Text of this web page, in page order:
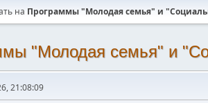
на Программы "Молодая семья" и
"Молодая семья" и
21:08:09